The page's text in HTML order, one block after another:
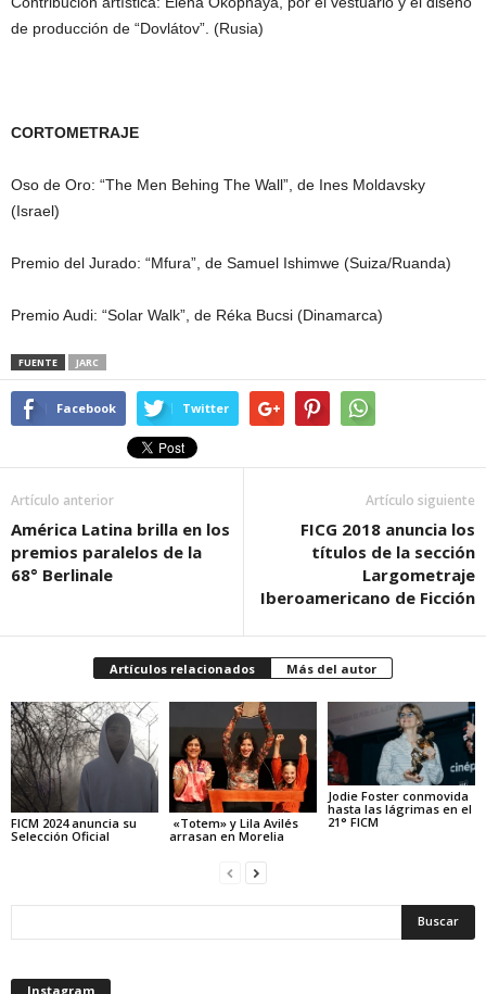
de producción de “Dovlátov”. (Rusia)
CORTOMETRAJE
Oso de Oro: “The Men Behing The Wall”, de Ines Moldavsky
(Israel)
Premio del Jurado: “Mfura”, de Samuel Ishimwe (Suiza/Ruanda)
Premio Audi: “Solar Walk”, de Réka Bucsi (Dinamarca)
FUENTE JARC
Facebook Twitter
Artículo anterior
América Latina brilla en los
premios paralelos de la
68° Berlinale
Artículo siguiente
FICG 2018 anuncia los
títulos de la sección
Largometraje
Iberoamericano de Ficción
Artículos relacionados Más del autor
FICM 2024 anuncia su
Selección Oficial
«Totem» y Lila Avilés
arrasan en Morelia
Jodie Foster conmovida
hasta las lágrimas en el
21° FICM
Instagram